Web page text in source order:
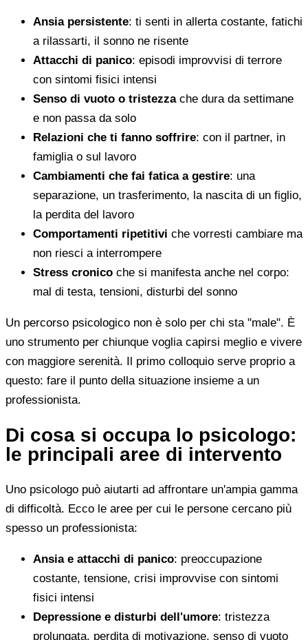
Ansia persistente: ti senti in allerta costante, fatichi
a rilassarti, il sonno ne risente
Attacchi di panico: episodi improvvisi di terrore
con sintomi fisici intensi
Senso di vuoto o tristezzache dura da settimane
e non passa da solo
Relazioni che ti fanno soffrire: con il partner, in
famiglia o sul lavoro
Cambiamenti che fai fatica a gestire: una
separazione, un trasferimento, la nascita di un figlio,
la perdita del lavoro
Comportamenti ripetitivi che vorresti cambiare ma
non riesci a interrompere
Stress cronico che si manifesta anche nel corpo:
mal di testa, tensioni, disturbi del sonno
Un percorso psicologico non è solo per chi sta "male". È
uno strumento per chiunque voglia capirsi meglio e vivere
con maggiore serenità. Il primo colloquio serve proprio a
questo: fare il punto della situazione insieme a un
professionista.
Di cosa si occupa lo psicologo:
le principali aree di intervento
Uno psicologo può aiutarti ad affrontare un'ampia gamma
di difficoltà. Ecco le aree per cui le persone cercano più
spesso un professionista:
Ansia e attacchi di panico: preoccupazione
costante, tensione, crisi improvvise con sintomi
fisici intensi
Depressione e disturbi dell'umore: tristezza
prolungata, perdita di motivazione, senso di vuoto